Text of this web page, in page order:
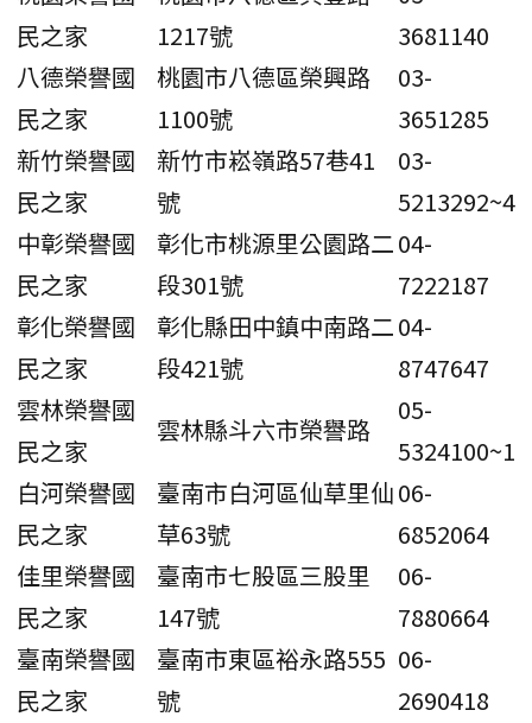
民之家
1217號
3681140
八德榮譽國
民之家
桃園市八德區榮興路
1100號
03-
3651285
新竹榮譽國
民之家
新竹市崧嶺路57巷41
號
03-
5213292~4
中彰榮譽國
民之家
彰化市桃源里公園路二
段301號
04-
7222187
彰化榮譽國
民之家
彰化縣田中鎮中南路二
段421號
04-
8747647
雲林榮譽國
民之家
雲林縣斗六市榮譽路
05-
5324100~1
白河榮譽國
民之家
臺南市白河區仙草里仙
草63號
06-
6852064
佳里榮譽國
民之家
臺南市七股區三股里
147號
06-
7880664
臺南榮譽國
民之家
臺南市東區裕永路555
號
06-
2690418